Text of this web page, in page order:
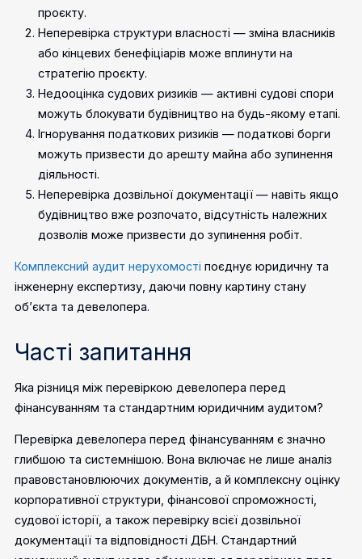
проєкту.
Неперевірка структури власності — зміна власників
або кінцевих бенефіціарів може вплинути на
стратегію проєкту.
Недооцінка судових ризиків — активні судові спори
можуть блокувати будівництво на будь-якому етапі.
Ігнорування податкових ризиків — податкові борги
можуть призвести до арешту майна або зупинення
діяльності.
Неперевірка дозвільної документації — навіть якщо
будівництво вже розпочато, відсутність належних
дозволів може призвести до зупинення робіт.
Комплексний аудит нерухомості поєднує юридичну та
інженерну експертизу, даючи повну картину стану
об’єкта та девелопера.
Часті запитання
Яка різниця між перевіркою девелопера перед
фінансуванням та стандартним юридичним аудитом?
Перевірка девелопера перед фінансуванням є значно
глибшою та системнішою. Вона включає не лише аналіз
правовстановлюючих документів, а й комплексну оцінку
корпоративної структури, фінансової спроможності,
судової історії, а також перевірку всієї дозвільної
документації та відповідності ДБН. Стандартний